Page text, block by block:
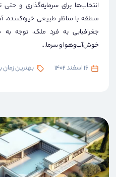
انتخاب‌ها برای سرمایه‌گذاری و
منطقه با مناظر طبیعی
جغرافیایی به فرد ملک، توجه
خوش‌آب‌وهوا و سرما...
16 اسفند 1402 بهترین زمان